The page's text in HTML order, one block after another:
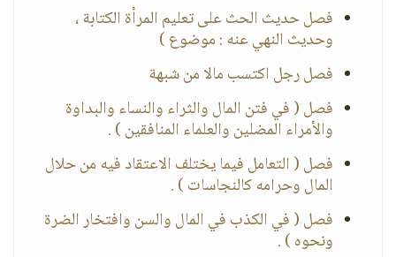
فصل حديث الحث على تعليم المرأة الكتابة ،
وحديث النهي عنه : موضوع )
فصل رجل اكتسب مالا من شبهة
فصل ( في فتن المال والثراء والنساء والبداوة
والأمراء المضلين والعلماء المنافقين ) .
فصل ( التعامل فيما يختلف الاعتقاد فيه من حلال
المال وحرامه كالنجاسات ) .
فصل ( في الكذب في المال والسن وافتخار الضرة
ونحوه ) .